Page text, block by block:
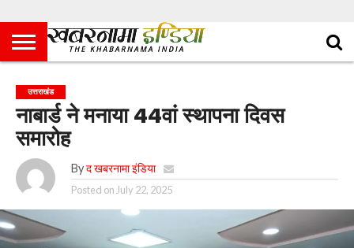
उत्तराखंड
नाबार्ड ने मनाया 44वां स्थापना दिवस
समारोह
By द खबरनामा इंडिया
Posted on July 22, 2025